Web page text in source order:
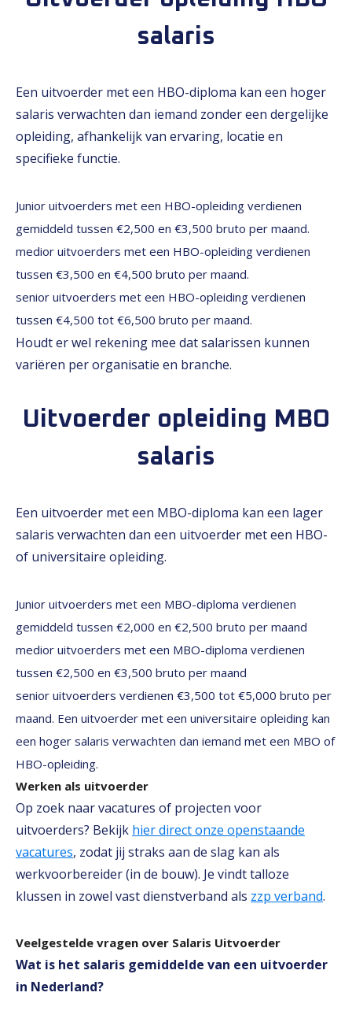
salaris
Een uitvoerder met een HBO-diploma kan een hoger
salaris verwachten dan iemand zonder een dergelijke
opleiding, afhankelijk van ervaring, locatie en
specifieke functie.
Junior uitvoerders met een HBO-opleiding verdienen
gemiddeld tussen €2,500 en €3,500 bruto per maand.
medior uitvoerders met een HBO-opleiding verdienen
tussen €3,500 en €4,500 bruto per maand.
senior uitvoerders met een HBO-opleiding verdienen
tussen €4,500 tot €6,500 bruto per maand.
Houdt er wel rekening mee dat salarissen kunnen
variëren per organisatie en branche.
Uitvoerder opleiding MBO
salaris
Een uitvoerder met een MBO-diploma kan een lager
salaris verwachten dan een uitvoerder met een HBO-
of universitaire opleiding.
Junior uitvoerders met een MBO-diploma verdienen
gemiddeld tussen €2,000 en €2,500 bruto per maand
medior uitvoerders met een MBO-diploma verdienen
tussen €2,500 en €3,500 bruto per maand
senior uitvoerders verdienen €3,500 tot €5,000 bruto per
maand. Een uitvoerder met een universitaire opleiding kan
een hoger salaris verwachten dan iemand met een MBO of
HBO-opleiding.
Werken als uitvoerder
Op zoek naar vacatures of projecten voor
uitvoerders? Bekijk hier direct onze openstaande
vacatures, zodat jij straks aan de slag kan als
werkvoorbereider (in de bouw). Je vindt talloze
klussen in zowel vast dienstverband als zzp verband.
Veelgestelde vragen over Salaris Uitvoerder
Wat is het salaris gemiddelde van een uitvoerder
in Nederland?